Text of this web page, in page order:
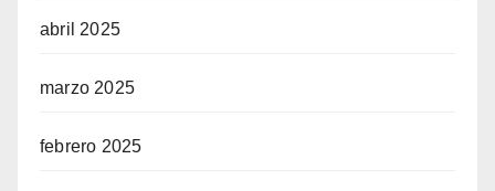
abril 2025
marzo 2025
febrero 2025